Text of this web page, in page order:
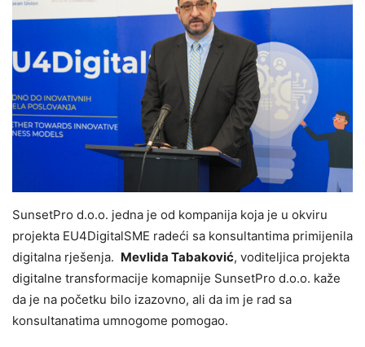
­­­­­SunsetPro d.o.o. jedna je od kompanija koja je u okviru
projekta EU4DigitalSME radeći sa konsultantima primijenila
digitalna rješenja. Mevlida Tabaković, voditeljica projekta
digitalne transformacije komapnije SunsetPro d.o.o. kaže
da je na početku bilo izazovno, ali da im je rad sa
konsultanatima umnogome pomogao.